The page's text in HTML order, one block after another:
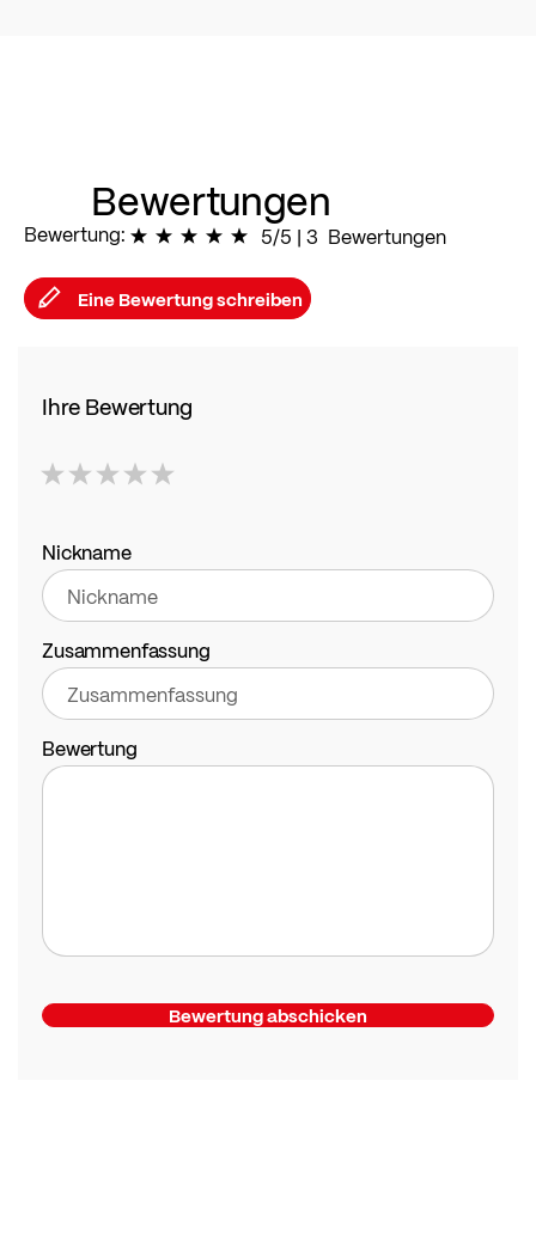
Bewertungen
Bewertung: 100
% of 100
5/5 | 3 Bewertungen
Eine Bewertung schreiben
Ihre Bewertung
star
stars
stars
stars
stars
Nickname
Zusammenfassung
Bewertung
Bewertung abschicken